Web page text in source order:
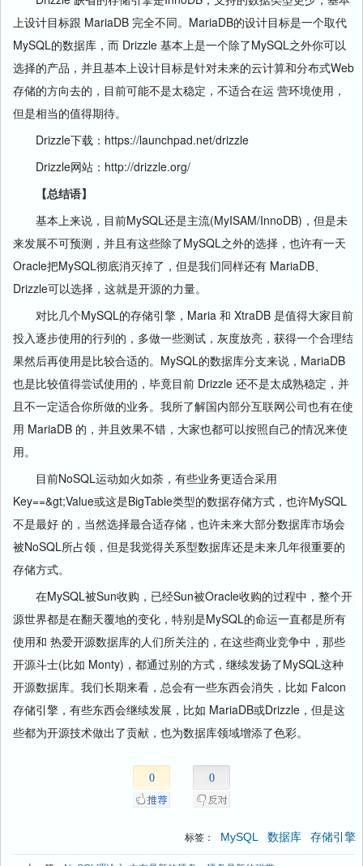
上设计目标跟 MariaDB 完全不同。MariaDB的设计目标是一个取代
MySQL的数据库，而 Drizzle 基本上是一个除了MySQL之外你可以
选择的产品，并且基本上设计目标是针对未来的云计算和分布式Web
存储的方向去的，目前可能不是太稳定，不适合在运 营环境使用，
但是相当的值得期待。
Drizzle下载：https://launchpad.net/drizzle
Drizzle网站：http://drizzle.org/
【总结语】
基本上来说，目前MySQL还是主流(MyISAM/InnoDB)，但是未
来发展不可预测，并且有这些除了MySQL之外的选择，也许有一天
Oracle把MySQL彻底消灭掉了，但是我们同样还有 MariaDB、
Drizzle可以选择，这就是开源的力量。
对比几个MySQL的存储引擎，Maria 和 XtraDB 是值得大家目前
投入逐步使用的行列的，多做一些测试，灰度放亮，获得一个合理结
果然后再使用是比较合适的。MySQL的数据库分支来说，MariaDB
也是比较值得尝试使用的，毕竟目前 Drizzle 还不是太成熟稳定，并
且不一定适合你所做的业务。我所了解国内部分互联网公司也有在使
用 MariaDB 的，并且效果不错，大家也都可以按照自己的情况来使
用。
目前NoSQL运动如火如荼，有些业务更适合采用
Key==&gt;Value或这是BigTable类型的数据存储方式，也许MySQL
不是最好 的，当然选择最合适存储，也许未来大部分数据库市场会
被NoSQL所占领，但是我觉得关系型数据库还是未来几年很重要的
存储方式。
在MySQL被Sun收购，已经Sun被Oracle收购的过程中，整个开
源世界都是在翻天覆地的变化，特别是MySQL的命运一直都是所有
使用和 热爱开源数据库的人们所关注的，在这些商业竞争中，那些
开源斗士(比如 Monty)，都通过别的方式，继续发扬了MySQL这种
开源数据库。我们长期来看，总会有一些东西会消失，比如 Falcon
存储引擎，有些东西会继续发展，比如 MariaDB或Drizzle，但是这
些都为开源技术做出了贡献，也为数据库领域增添了色彩。
0 0
标签： MySQL 数据库 存储引擎